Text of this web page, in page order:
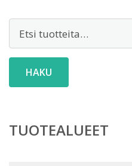
HAKU
TUOTEALUEET